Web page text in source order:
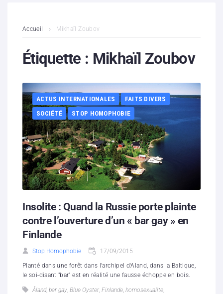
Contenus litigieux
Boutique
Partenaires
Contacts
Hébergement solidaire
Accueil Mikhaïl Zoubov
Étiquette : Mikhaïl Zoubov
ACTUS INTERNATIONALES
FAITS DIVERS
SOCIÉTÉ
STOP HOMOPHOBIE
Insolite : Quand la Russie porte plainte
contre l’ouverture d’un « bar gay » en
Finlande
Stop Homophobie 17/09/2015
Planté dans une forêt dans l'archipel d'Aland, dans la Baltique,
le soi-disant "bar" est en réalité une fausse échoppe en bois.
Åland, bar gay, Blue Oyster, Finlande, homosexualite,